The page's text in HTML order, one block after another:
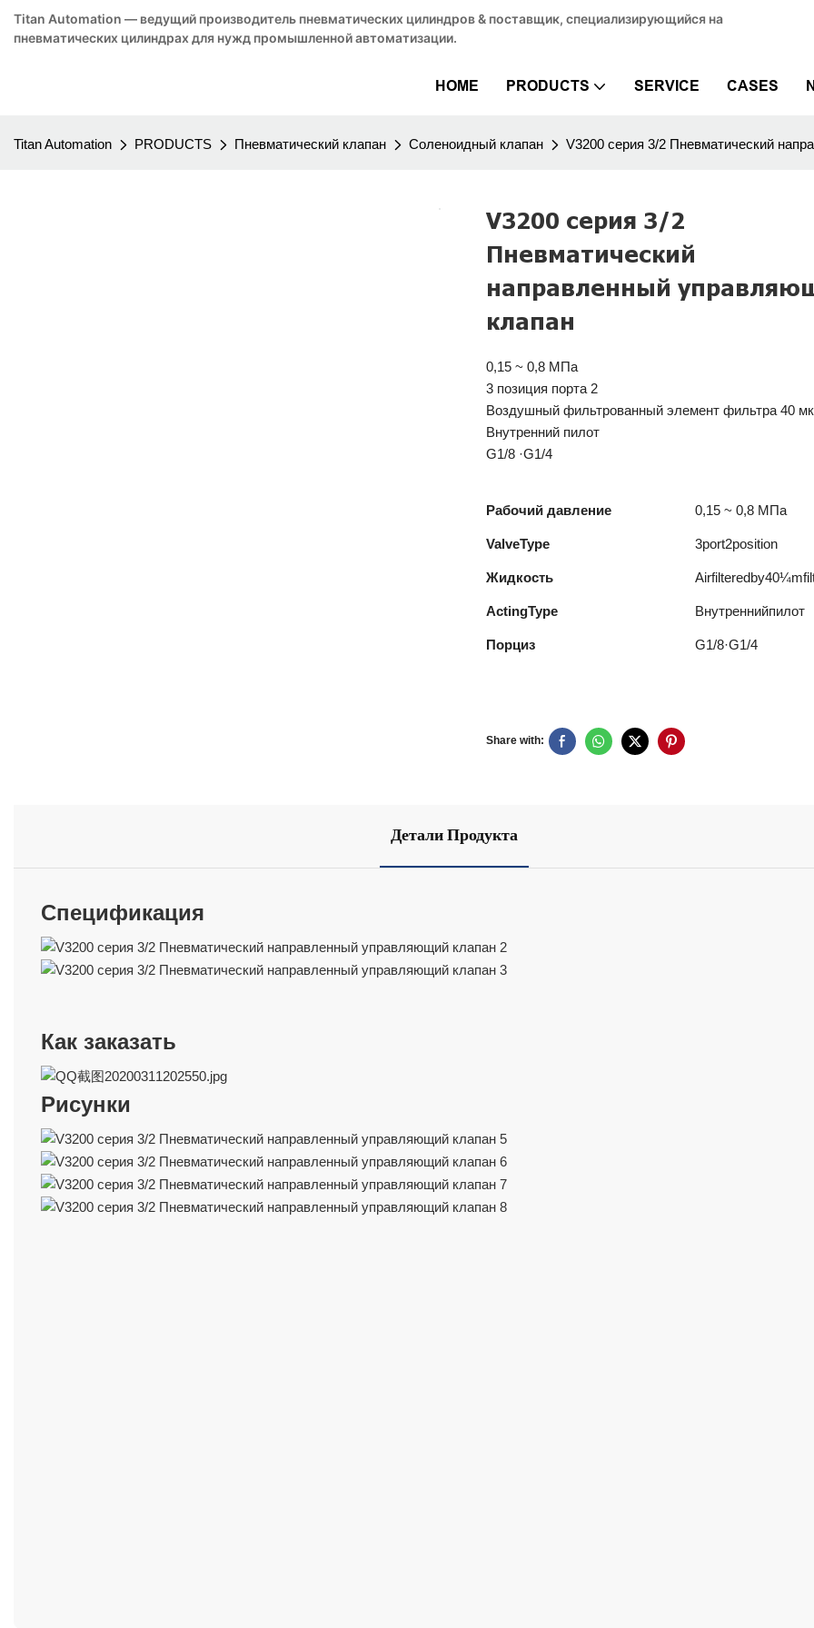
Titan Automation — ведущий производитель пневматических цилиндров & поставщик, специализирующийся на
пневматических цилиндрах для нужд промышленной автоматизации.
HOME PRODUCTS SERVICE CASES
Titan Automation PRODUCTS Пневматический клапан Соленоидный клапан V3200 серия 3/2 Пневматический
V3200 серия 3/2
Пневматический
направленный
клапан
0,15 ~ 0,8 МПа
3 позиция порта 2
Воздушный фильтрованный элемент фильтра 40
Внутренний пилот
G1/8 ·G1/4
Рабочий давление 0,15 ~ 0,8 МПа
ValveType 3port2position
Жидкость
ActingType Внутреннийпилот
Порциз G1/8·G1/4
Share with:
Детали Продукта
Спецификация
Как заказать
Рисунки